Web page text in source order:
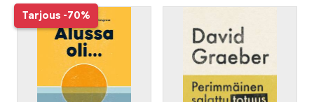
Tarjous -70%